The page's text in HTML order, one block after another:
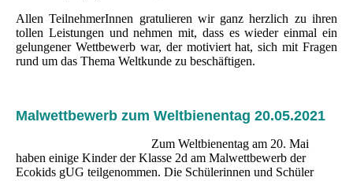
Allen TeilnehmerInnen gratulieren wir ganz herzlich zu ihren
tollen Leistungen und nehmen mit, dass es wieder einmal ein
gelungener Wettbewerb war, der motiviert hat, sich mit Fragen
rund um das Thema Weltkunde zu beschäftigen.
Malwettbewerb zum Weltbienentag 20.05.2021
Zum Weltbienentag am 20. Mai
haben einige Kinder der Klasse 2d am Malwettbewerb der
Ecokids gUG teilgenommen. Die Schülerinnen und Schüler